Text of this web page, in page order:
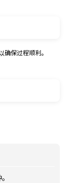
保过程顺利。